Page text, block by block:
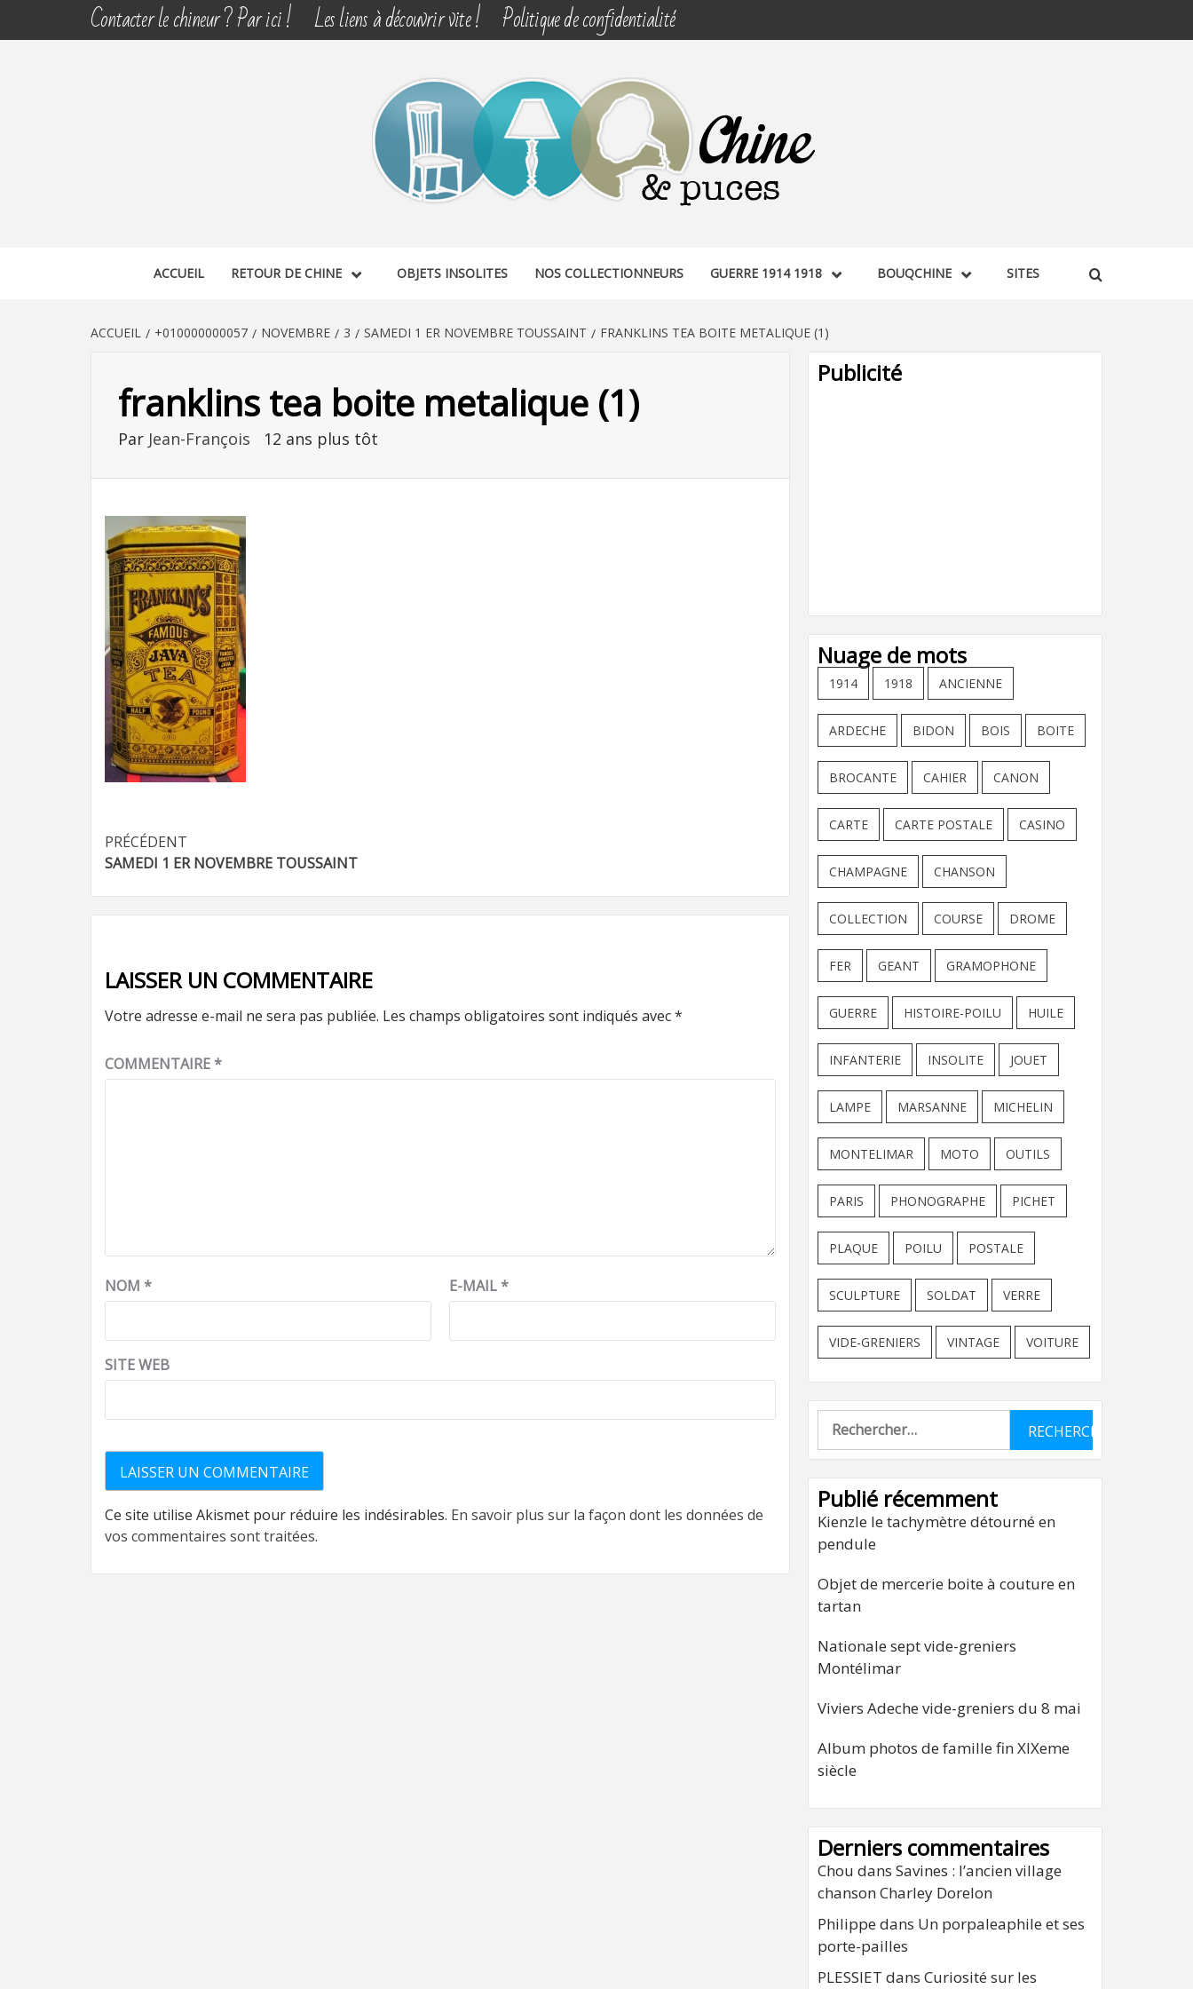
Contacter le chineur ? Par ici ! Les liens à découvrir vite ! Politique de confidentialité
CHINE & PUCES
ACCUEIL RETOUR DE CHINE OBJETS INSOLITES NOS COLLECTIONNEURS GUERRE 1914 1918 BOUQCHINE SITES
ACCUEIL +010000000057 NOVEMBRE 3 SAMEDI 1 ER NOVEMBRE TOUSSAINT FRANKLINS TEA BOITE METALIQUE (1)
franklins tea boite metalique (1)
Par Jean-François 12 ans plus tôt
Navigation
d’article
PRÉCÉDENT
SAMEDI 1 ER NOVEMBRE TOUSSAINT
LAISSER UN COMMENTAIRE
Votre adresse e-mail ne sera pas publiée. Les champs obligatoires sont indiqués avec*
COMMENTAIRE*
NOM * E-MAIL*
SITE WEB
Ce site utilise Akismet pour réduire les indésirables. En savoir plus sur la façon dont les données de
vos commentaires sont traitées.
Publicité
Nuage de mots
1914 1918 ANCIENNE
ARDECHE BIDON BOIS BOITE
BROCANTE CAHIER CANON
CARTE CARTE POSTALE CASINO
CHAMPAGNE CHANSON
COLLECTION COURSE DROME
FER GEANT GRAMOPHONE
GUERRE HISTOIRE-POILU HUILE
INFANTERIE INSOLITE JOUET
LAMPE MARSANNE MICHELIN
MONTELIMAR MOTO OUTILS
PARIS PHONOGRAPHE PICHET
PLAQUE POILU POSTALE
SCULPTURE SOLDAT VERRE
VIDE-GRENIERS VINTAGE VOITURE
Rechercher :
Publié récemment
Kienzle le tachymètre détourné en
pendule
Objet de mercerie boite à couture en
tartan
Nationale sept vide-greniers
Montélimar
Viviers Adeche vide-greniers du 8 mai
Album photos de famille fin XIXeme
siècle
Derniers commentaires
Chou dans Savines : l’ancien village
chanson Charley Dorelon
Philippe dans Un porpaleaphile et ses
porte-pailles
PLESSIET dans Curiosité sur les